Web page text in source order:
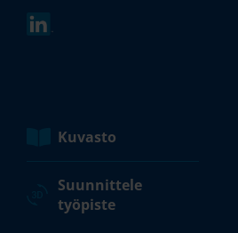
Kuvasto
Suunnittele
työpiste